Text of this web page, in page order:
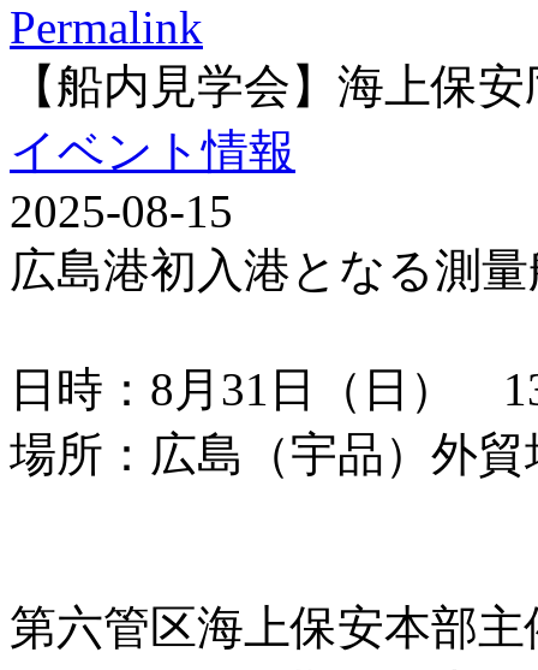
Permalink
【船内見学会】海上保
イベント情報
2025-08-15
広島港初入港となる測
日時：8月31日（日）
場所：広島（宇品）外
第六管区海上保安本部